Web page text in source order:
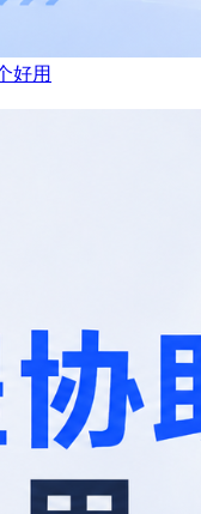
好用